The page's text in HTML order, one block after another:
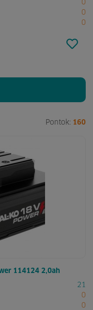
0
0
0
Pontok: 160
114124 2,0ah
21
0
0